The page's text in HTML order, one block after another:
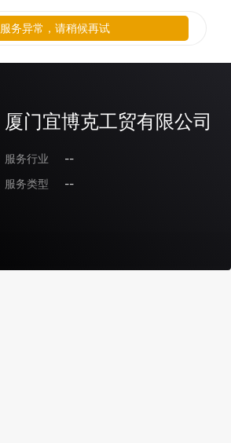
厦门宜博克工贸有限公司
服务行业
--
服务类型
--
服务异常，请稍候再试